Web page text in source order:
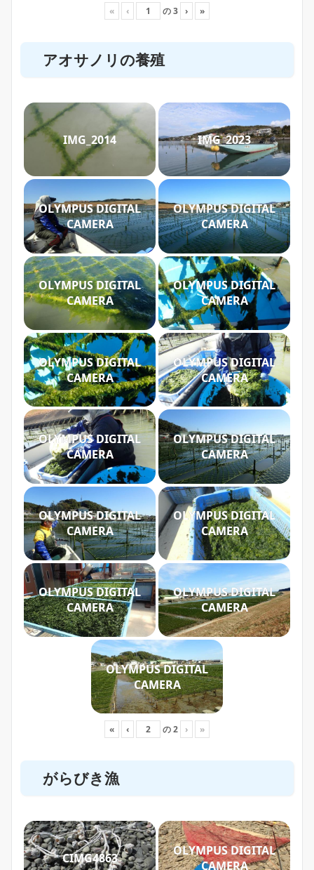
« ‹ の3 › »
アオサノリの養殖
IMG_2014 IMG_2023
OLYMPUS DIGITAL
CAMERA
OLYMPUS DIGITAL
CAMERA
OLYMPUS DIGITAL
CAMERA
OLYMPUS DIGITAL
CAMERA
OLYMPUS DIGITAL
CAMERA
OLYMPUS DIGITAL
CAMERA
OLYMPUS DIGITAL
CAMERA
OLYMPUS DIGITAL
CAMERA
OLYMPUS DIGITAL
CAMERA
OLYMPUS DIGITAL
CAMERA
OLYMPUS DIGITAL
CAMERA
OLYMPUS DIGITAL
CAMERA
OLYMPUS DIGITAL
CAMERA
« ‹ の2 › »
がらびき漁
CIMG4863
OLYMPUS DIGITAL
CAMERA